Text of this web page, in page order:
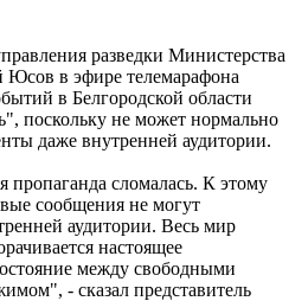
разведки Министерства
в эфире телемарафона
в Белгородской области
поскольку не может нормально
даже внутренней аудитории.
пропаганда сломалась. К этому
сообщения не могут
аудитории. Весь мир
настоящее
между свободными
- сказал представитель